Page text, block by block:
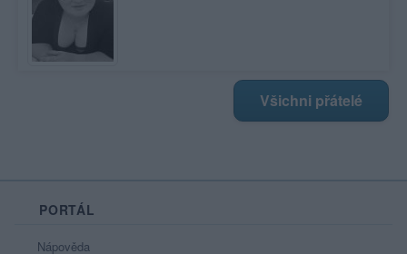
Všichni přátelé
PORTÁL
Nápověda